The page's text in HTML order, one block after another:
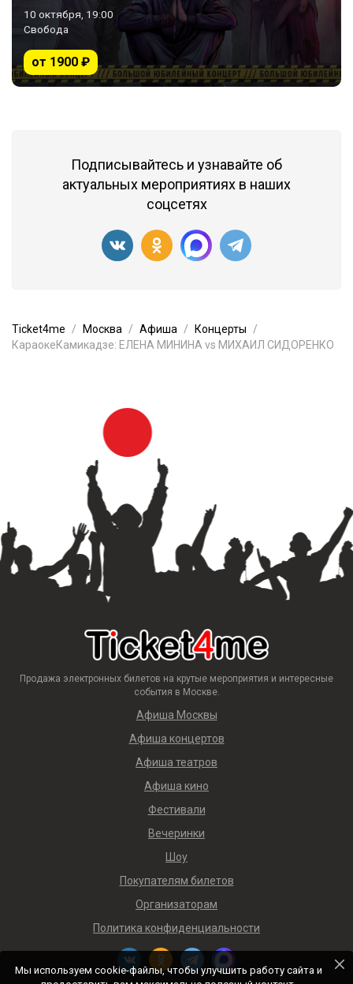
10 октября, 19:00
Свобода
от 1900 ₽
Подписывайтесь и узнавайте об
актуальных мероприятиях в наших
соцсетях
Ticket4me Москва Афиша
Концерты
КараокеКамикадзе: ЕЛЕНА МИНИНА vs МИХАИЛ СИДОРЕНКО
Продажа электронных билетов на крутые мероприятия и интересные
события в Москве.
Афиша Москвы
Афиша концертов
Афиша театров
Афиша кино
Фестивали
Вечеринки
Шоу
Покупателям билетов
Организаторам
Политика конфиденциальности
Мы используем cookie-файлы, чтобы улучшить работу сайта и